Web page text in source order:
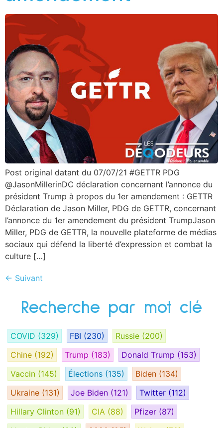
Post original datant du 07/07/21 #GETTR PDG
@JasonMillerinDC déclaration concernant l’annonce du
président Trump à propos du 1er amendement : GETTR
Déclaration de Jason Miller, PDG de GETTR, concernant
l’annonce du 1er amendement du président TrumpJason
Miller, PDG de GETTR, la nouvelle plateforme de médias
sociaux qui défend la liberté d’expression et combat la
culture […]
← Suivant
Recherche par mot clé
COVID (329) FBI (230) Russie (200)
Chine (192) Trump (183) Donald Trump (153)
Vaccin (145) Élections (135) Biden (134)
Ukraine (131) Joe Biden (121) Twitter (112)
Hillary Clinton (91) CIA (88) Pfizer (87)